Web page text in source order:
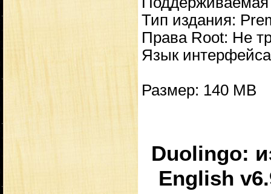
Тип издания:
Права Root: Не
Язык
Размер: 140 MB
Duolingo:
English